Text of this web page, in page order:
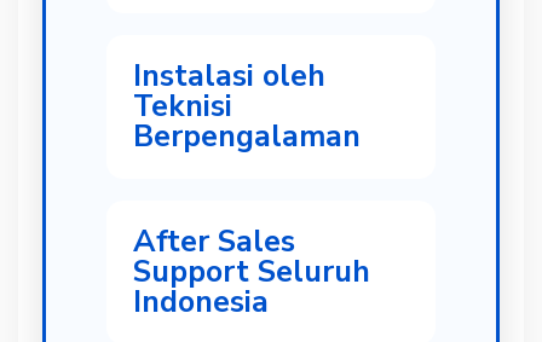
Instalasi oleh
Teknisi
Berpengalaman
After Sales
Support Seluruh
Indonesia